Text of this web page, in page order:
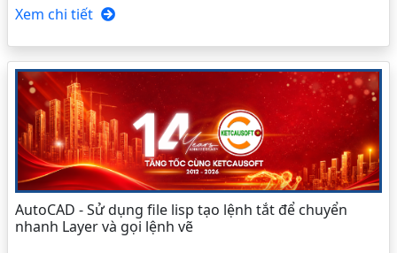
Xem chi tiết
AutoCAD - Sử dụng file lisp tạo lệnh tắt để chuyển
nhanh Layer và gọi lệnh vẽ